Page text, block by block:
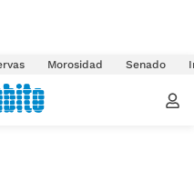
Morosidad Senado